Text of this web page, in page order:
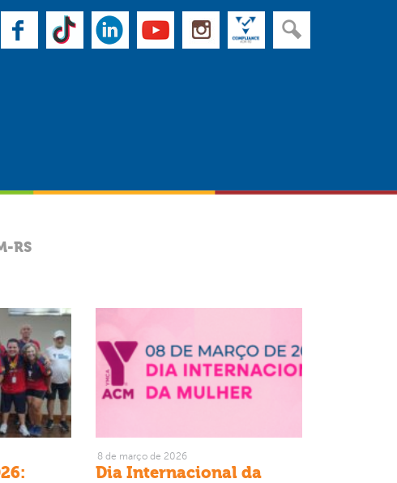
RS
8 de março de 2026
Dia Internacional da